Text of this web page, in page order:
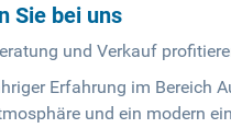
Sie bei uns
und Verkauf
Erfahrung im Bereich
und ein modern